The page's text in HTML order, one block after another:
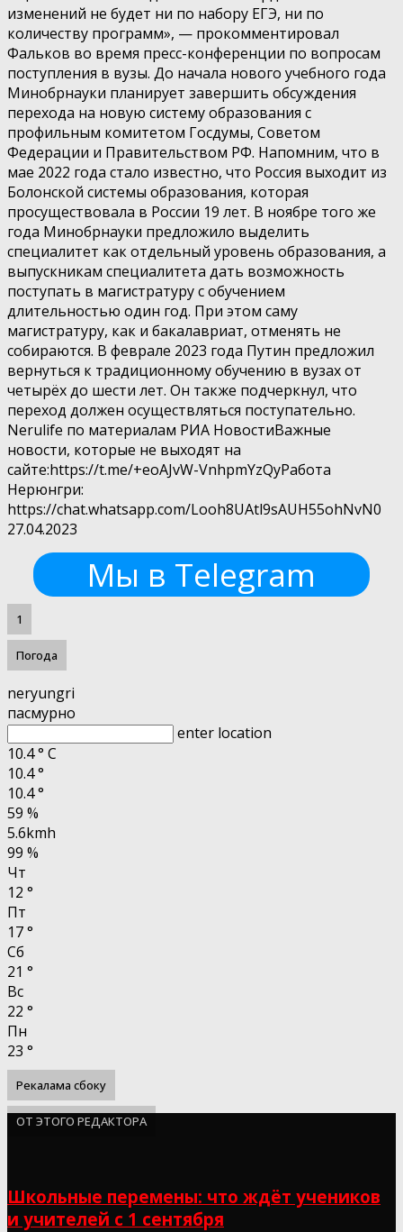
изменений не будет ни по набору ЕГЭ, ни по
количеству программ», — прокомментировал
Фальков во время пресс-конференции по вопросам
поступления в вузы. До начала нового учебного года
Минобрнауки планирует завершить обсуждения
перехода на новую систему образования с
профильным комитетом Госдумы, Советом
Федерации и Правительством РФ. Напомним, что в
мае 2022 года стало известно, что Россия выходит из
Болонской системы образования, которая
просуществовала в России 19 лет. В ноябре того же
года Минобрнауки предложило выделить
специалитет как отдельный уровень образования, а
выпускникам специалитета дать возможность
поступать в магистратуру с обучением
длительностью один год. При этом саму
магистратуру, как и бакалавриат, отменять не
собираются. В феврале 2023 года Путин предложил
вернуться к традиционному обучению в вузах от
четырёх до шести лет. Он также подчеркнул, что
переход должен осуществляться поступательно.
Nerulife по материалам РИА НовостиВажные
новости, которые не выходят на
сайте:https://t.me/+eoAJvW-VnhpmYzQyРабота
Нерюнгри:
https://chat.whatsapp.com/Looh8UAtl9sAUH55ohNvN0
27.04.2023
Мы в Telegram
1
Погода
neryungri
пасмурно
enter location
10.4° C
10.4°
10.4°
59 %
5.6kmh
99 %
Чт
12 °
Пт
17°
Сб
21 °
Вс
22 °
Пн
23 °
Рекалама сбоку
ОТ ЭТОГО РЕДАКТОРА
Школьные перемены: что ждёт учеников
и учителей с 1 сентября